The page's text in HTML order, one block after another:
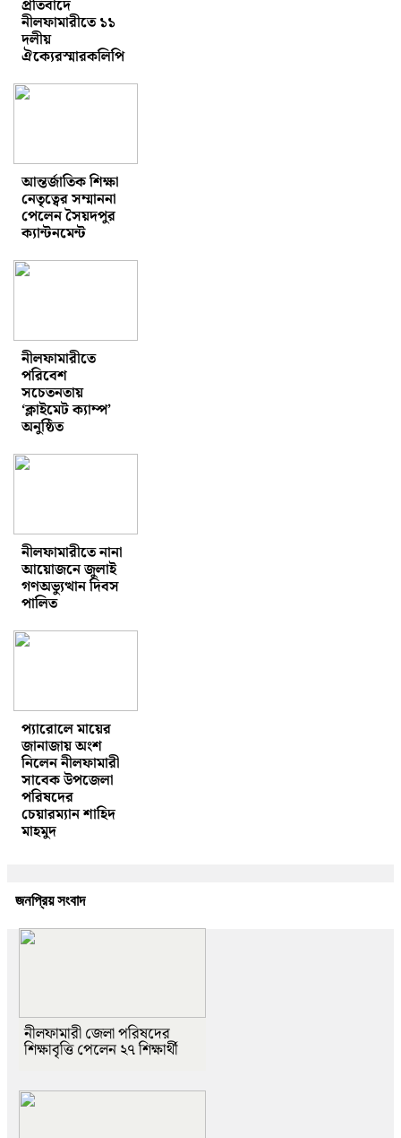
প্রতিবাদে
নীলফামারীতে ১১
দলীয়
ঐক্যেরস্মারকলিপি
আন্তর্জাতিক শিক্ষা
নেতৃত্বের সম্মাননা
পেলেন সৈয়দপুর
ক্যান্টনমেন্ট
নীলফামারীতে
পরিবেশ
সচেতনতায়
‘ক্লাইমেট ক্যাম্প’
অনুষ্ঠিত
নীলফামারীতে নানা
আয়োজনে জুলাই
গণঅভ্যুত্থান দিবস
পালিত
প্যারোলে মায়ের
জানাজায় অংশ
নিলেন নীলফামারী
সাবেক উপজেলা
পরিষদের
চেয়ারম্যান শাহিদ
মাহমুদ
জনপ্রিয় সংবাদ
নীলফামারী জেলা পরিষদের
শিক্ষাবৃত্তি পেলেন ২৭ শিক্ষার্থী